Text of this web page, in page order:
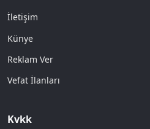
İletişim
Künye
Reklam Ver
Vefat İlanları
Kvkk